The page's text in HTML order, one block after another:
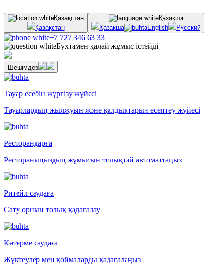
Қазақстан
Қазақстан
Қазақша
Қазақша
English Русский
+7 727 346 63 33
Бухтамен қалай жұмыс істейді
Шешімдер
Тауар есебін жүргізу жүйесі
Тауарлардың жылжуын және қалдықтарын есептеу жүйесі
Ресторандарға
Рестораныңыздың жұмысын толықтай автоматтаңыз
Ритейл саудаға
Сату орнын толық қадағалау
Көтерме саудаға
Жүктеулер мен қоймаларды қадағалаңыз